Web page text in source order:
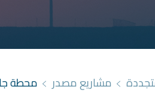
مشاريع مصدر محطة جامبيل لطاقة